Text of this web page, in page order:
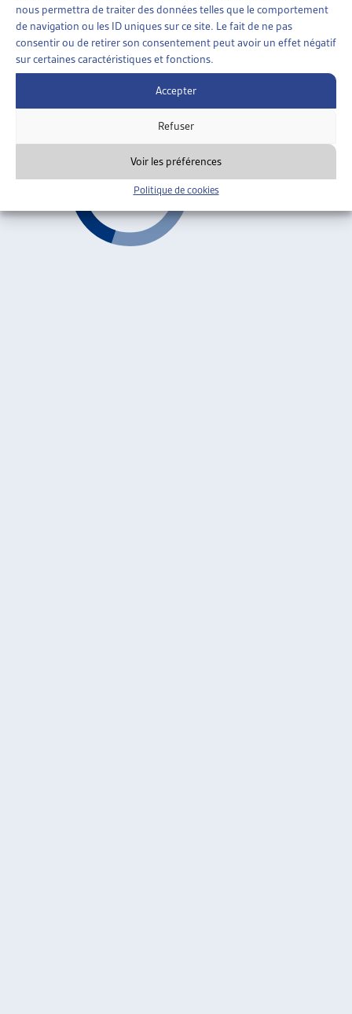
nous permettra de traiter des données telles que le comportement
de navigation ou les ID uniques sur ce site. Le fait de ne pas
consentir ou de retirer son consentement peut avoir un effet négatif
sur certaines caractéristiques et fonctions.
Accepter
Refuser
Voir les préférences
Politique de cookies
LE PROJET « INTERVENTO SOCIALE »: COMMENT
LE TESSIN A RÉFORMÉ SON SYSTÈME DE
PRESTATIONS SOCIALES
Sabina Beffa, dossier du mois, août 2003
Revenu déterminant unifié (RDU) ARTIAS